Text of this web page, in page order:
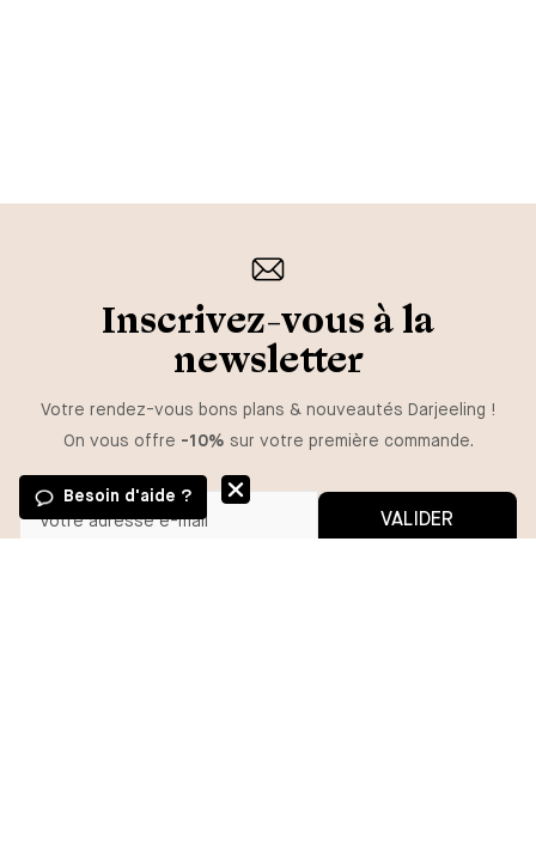
Inscrivez-vous à la
newsletter
Votre rendez-vous bons plans & nouveautés Darjeeling !
On vous offre -10% sur votre première commande.
VALIDER
Besoin d'aide ?